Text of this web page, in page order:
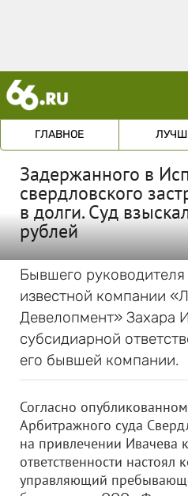
ГЛАВНОЕ
Задержанного в
свердловского
в долги. Суд
рублей
Бывшего руководителя
известной компании
Девелопмент» Захара
субсидиарной
его бывшей компании.
Согласно
Арбитражного суда
на привлечении Ивачева
ответственности настоял
управляющий